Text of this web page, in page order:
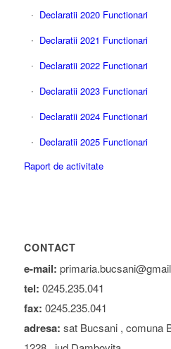
Declaratii 2020 Functionari
Declaratii 2021 Functionari
Declaratii 2022 Functionari
Declaratii 2023 Functionari
Declaratii 2024 Functionari
Declaratii 2025 Functionari
Raport de activitate
CONTACT
e-mail:
tel: 0245.235.041
fax: 0245.235.041
adresa: sat Bucsani , comuna